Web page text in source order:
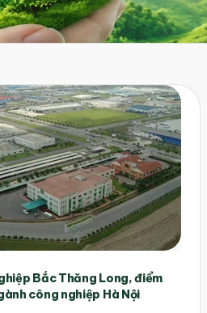
Bắc Thăng Long, điểm
công nghiệp Hà Nội